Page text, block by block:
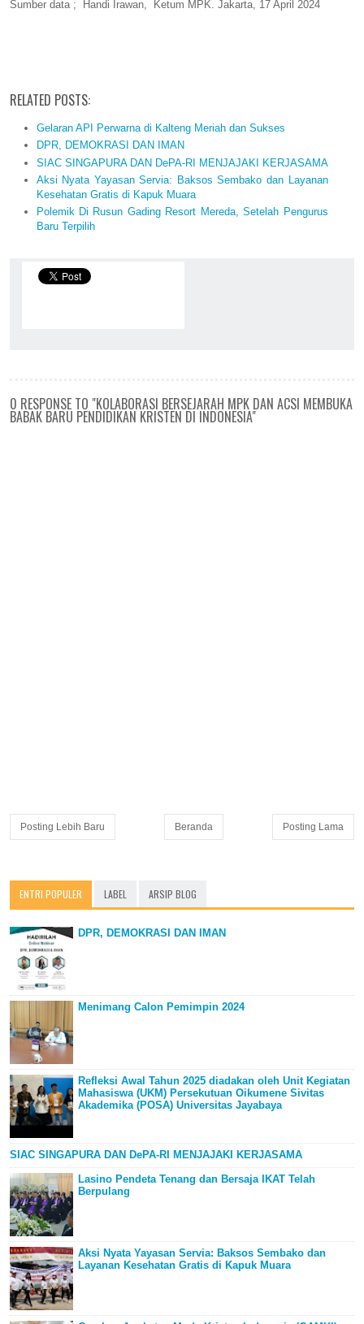
Sumber data ; Handi Irawan, Ketum MPK. Jakarta, 17 April 2024
RELATED POSTS:
Gelaran API Perwarna di Kalteng Meriah dan Sukses
DPR, DEMOKRASI DAN IMAN
SIAC SINGAPURA DAN DePA-RI MENJAJAKI KERJASAMA
Aksi Nyata Yayasan Servia: Baksos Sembako dan Layanan
Kesehatan Gratis di Kapuk Muara
Polemik Di Rusun Gading Resort Mereda, Setelah Pengurus
Baru Terpilih
0 RESPONSE TO "KOLABORASI BERSEJARAH MPK DAN ACSI MEMBUKA
BABAK BARU PENDIDIKAN KRISTEN DI INDONESIA"
Posting Lebih Baru Posting Lama
Beranda
ENTRI POPULER LABEL ARSIP BLOG
DPR, DEMOKRASI DAN IMAN
Menimang Calon Pemimpin 2024
Refleksi Awal Tahun 2025 diadakan oleh Unit Kegiatan
Mahasiswa (UKM) Persekutuan Oikumene Sivitas
Akademika (POSA) Universitas Jayabaya
SIAC SINGAPURA DAN DePA-RI MENJAJAKI KERJASAMA
Lasino Pendeta Tenang dan Bersaja IKAT Telah
Berpulang
Aksi Nyata Yayasan Servia: Baksos Sembako dan
Layanan Kesehatan Gratis di Kapuk Muara